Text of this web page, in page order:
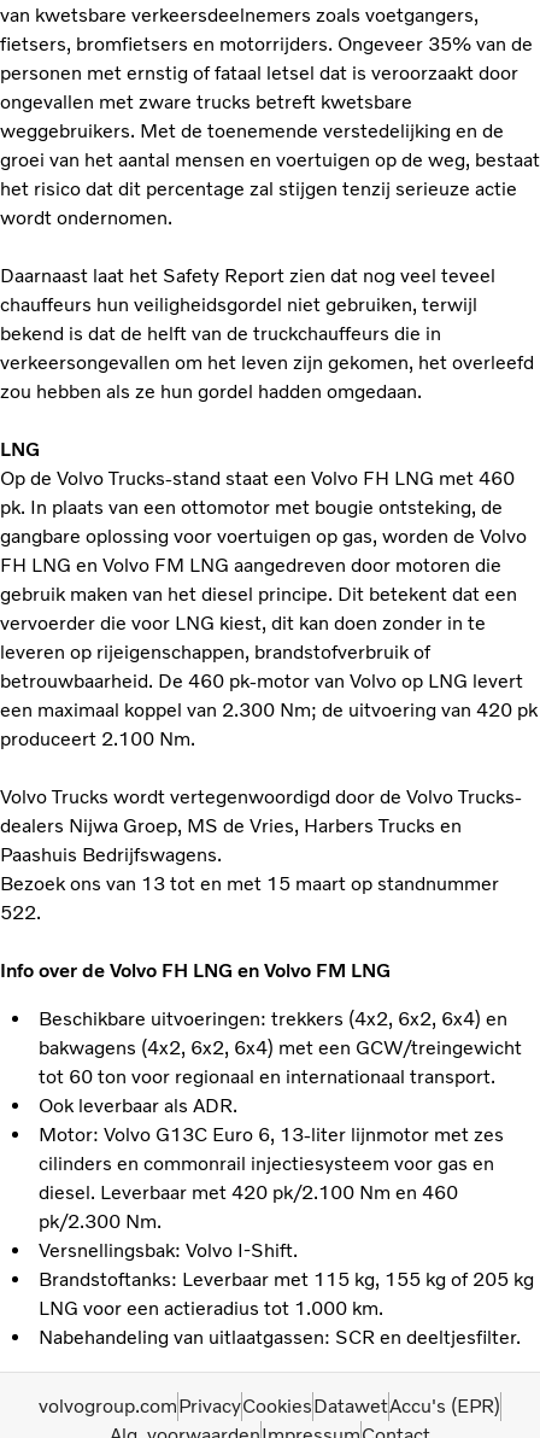
van kwetsbare verkeersdeelnemers zoals voetgangers,
fietsers, bromfietsers en motorrijders. Ongeveer 35% van de
personen met ernstig of fataal letsel dat is veroorzaakt door
ongevallen met zware trucks betreft kwetsbare
weggebruikers. Met de toenemende verstedelijking en de
groei van het aantal mensen en voertuigen op de weg, bestaat
het risico dat dit percentage zal stijgen tenzij serieuze actie
wordt ondernomen.
Daarnaast laat het Safety Report zien dat nog veel teveel
chauffeurs hun veiligheidsgordel niet gebruiken, terwijl
bekend is dat de helft van de truckchauffeurs die in
verkeersongevallen om het leven zijn gekomen, het overleefd
zou hebben als ze hun gordel hadden omgedaan.
LNG
Op de Volvo Trucks-stand staat een Volvo FH LNG met 460
pk. In plaats van een ottomotor met bougie ontsteking, de
gangbare oplossing voor voertuigen op gas, worden de Volvo
FH LNG en Volvo FM LNG aangedreven door motoren die
gebruik maken van het diesel principe. Dit betekent dat een
vervoerder die voor LNG kiest, dit kan doen zonder in te
leveren op rijeigenschappen, brandstofverbruik of
betrouwbaarheid. De 460 pk-motor van Volvo op LNG levert
een maximaal koppel van 2.300 Nm; de uitvoering van 420 pk
produceert 2.100 Nm.
Volvo Trucks wordt vertegenwoordigd door de Volvo Trucks-
dealers Nijwa Groep, MS de Vries, Harbers Trucks en
Paashuis Bedrijfswagens.
Bezoek ons van 13 tot en met 15 maart op standnummer
522.
Info over de Volvo FH LNG en Volvo FM LNG
Beschikbare uitvoeringen: trekkers (4x2, 6x2, 6x4) en
bakwagens (4x2, 6x2, 6x4) met een GCW/treingewicht
tot 60 ton voor regionaal en internationaal transport.
Ook leverbaar als ADR.
Motor: Volvo G13C Euro 6, 13-liter lijnmotor met zes
cilinders en commonrail injectiesysteem voor gas en
diesel. Leverbaar met 420 pk/2.100 Nm en 460
pk/2.300 Nm.
Versnellingsbak: Volvo I-Shift.
Brandstoftanks: Leverbaar met 115 kg, 155 kg of 205 kg
LNG voor een actieradius tot 1.000 km.
Nabehandeling van uitlaatgassen: SCR en deeltjesfilter.
volvogroup.comPrivacyCookiesDatawetAccu's (EPR)